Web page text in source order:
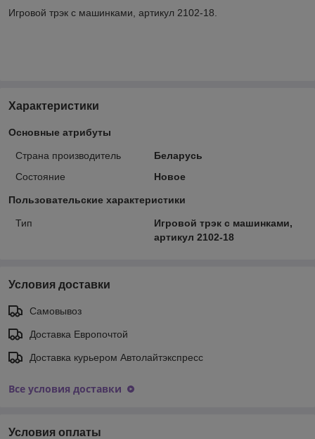
Игровой трэк с машинками, артикул 2102-18.
Характеристики
Основные атрибуты
Страна производитель
Беларусь
Состояние
Новое
Пользовательские характеристики
Тип
Игровой трэк с машинками,
артикул 2102-18
Условия доставки
Самовывоз
Доставка Европочтой
Доставка курьером Автолайтэкспресс
Все условия доставки
Условия оплаты